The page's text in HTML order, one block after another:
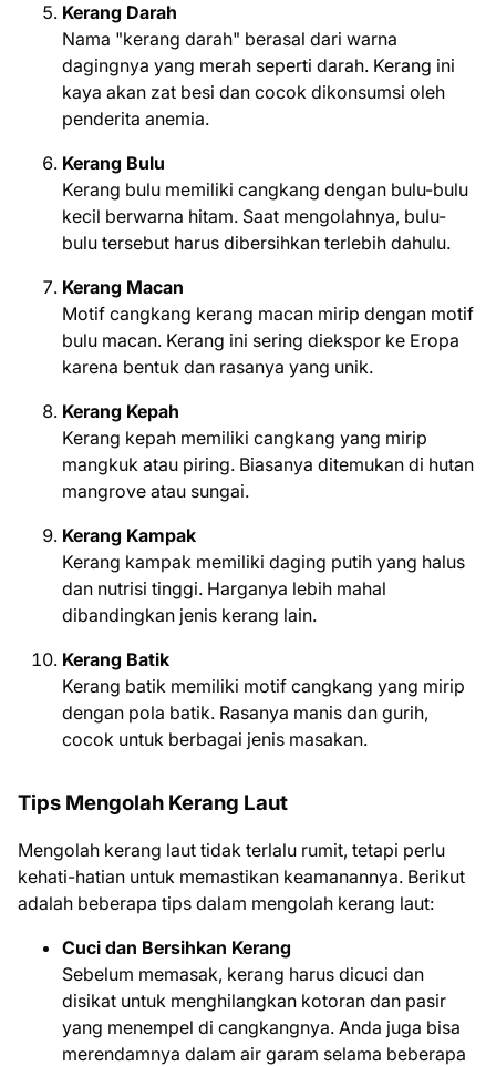
Kerang Darah
Nama "kerang darah" berasal dari warna
dagingnya yang merah seperti darah. Kerang ini
kaya akan zat besi dan cocok dikonsumsi oleh
penderita anemia.
Kerang Bulu
Kerang bulu memiliki cangkang dengan bulu-bulu
kecil berwarna hitam. Saat mengolahnya, bulu-
bulu tersebut harus dibersihkan terlebih dahulu.
Kerang Macan
Motif cangkang kerang macan mirip dengan motif
bulu macan. Kerang ini sering diekspor ke Eropa
karena bentuk dan rasanya yang unik.
Kerang Kepah
Kerang kepah memiliki cangkang yang mirip
mangkuk atau piring. Biasanya ditemukan di hutan
mangrove atau sungai.
Kerang Kampak
Kerang kampak memiliki daging putih yang halus
dan nutrisi tinggi. Harganya lebih mahal
dibandingkan jenis kerang lain.
Kerang Batik
Kerang batik memiliki motif cangkang yang mirip
dengan pola batik. Rasanya manis dan gurih,
cocok untuk berbagai jenis masakan.
Tips Mengolah Kerang Laut
Mengolah kerang laut tidak terlalu rumit, tetapi perlu
kehati-hatian untuk memastikan keamanannya. Berikut
adalah beberapa tips dalam mengolah kerang laut:
Cuci dan Bersihkan Kerang
Sebelum memasak, kerang harus dicuci dan
disikat untuk menghilangkan kotoran dan pasir
yang menempel di cangkangnya. Anda juga bisa
merendamnya dalam air garam selama beberapa